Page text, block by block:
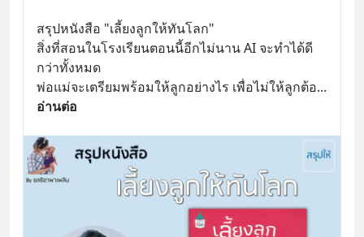
สรุปหนังสือ "เลี้ยงลูกให้ทันโลก"
สิ่งที่สอนในโรงเรียนตอนนี้อีกไม่นาน AI จะทำได้ดี
กว่าทั้งหมด
พ่อแม่จะเตรียมพร้อมให้ลูกอย่างไร เพื่อไม่ให้ลูกต้อ
อ่านต่อ